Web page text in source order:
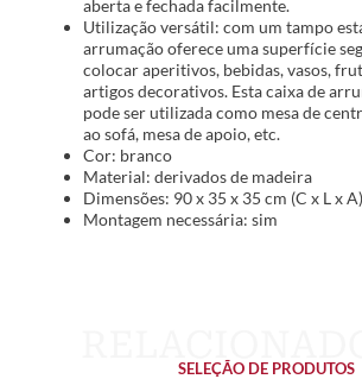
aberta e fechada facilmente.
Utilização versátil: com um tampo
arrumação oferece uma superfície
colocar aperitivos, bebidas, vasos,
artigos decorativos. Esta caixa de
pode ser utilizada como mesa de
ao sofá, mesa de apoio, etc.
Cor: branco
Material: derivados de madeira
Dimensões: 90 x 35 x 35 cm (C x L x A)
Montagem necessária: sim
SELEÇÃO DE PRODUTOS